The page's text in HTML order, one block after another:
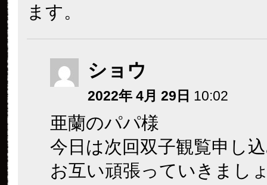
ます。
ショウ
2022年 4月 29日 10:02
亜蘭のパパ様
今日は次回双子観覧申し
お互い頑張っていきまし